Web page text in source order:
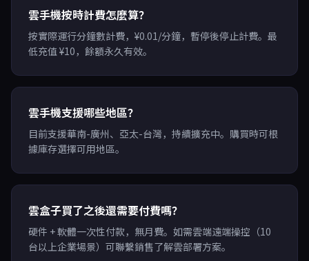
雲手機按時計費怎麼算？
按實際運行分鐘數計費，¥0.01/分鐘，暫停後停止計費。最
低充值 ¥10，餘額永久有效。
雲手機支援哪些地區？
目前支援華南-廣州、亞太-台灣，持續擴充中。購買時可根
據庫存選擇可用地區。
雲盒子買了之後還需要付費嗎？
硬件 + 軟體一次性付款，無月費。如需雲端遠端操控（10
台以上企業場景）可聯繫銷售了解雲部署方案。